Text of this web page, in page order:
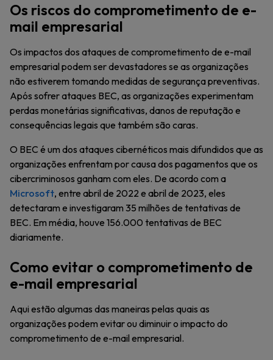
Os riscos do comprometimento de e-
mail empresarial
Os impactos dos ataques de comprometimento de e-mail
empresarial podem ser devastadores se as organizações
não estiverem tomando medidas de segurança preventivas.
Após sofrer ataques BEC, as organizações experimentam
perdas monetárias significativas, danos de reputação e
consequências legais que também são caras.
O BEC é um dos ataques cibernéticos mais difundidos que as
organizações enfrentam por causa dos pagamentos que os
cibercriminosos ganham com eles. De acordo com a
Microsoft, entre abril de 2022 e abril de 2023, eles
detectaram e investigaram 35 milhões de tentativas de
BEC. Em média, houve 156.000 tentativas de BEC
diariamente.
Como evitar o comprometimento de
e-mail empresarial
Aqui estão algumas das maneiras pelas quais as
organizações podem evitar ou diminuir o impacto do
comprometimento de e-mail empresarial.